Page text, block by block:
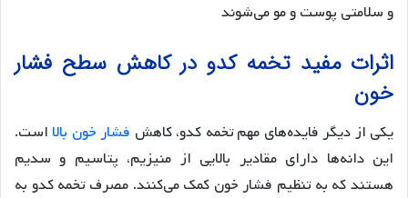
و سلامتی پوست و مو می‌شوند​
اثرات مفید تخمه کدو در کاهش سطح فشار
خون
یکی از دیگر فایده‌های مهم تخمه کدو، کاهش فشار خون بالا است.
این دانه‌ها دارای مقادیر بالایی از منیزیم، پتاسیم و سدیم
هستند که به تنظیم فشار خون کمک می‌کنند. مصرف تخمه کدو به